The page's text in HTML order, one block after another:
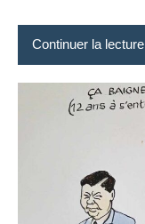
Continuer la lecture